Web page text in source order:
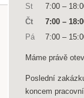
St
7:00 –
Čt
7:00 –
Pá
7:00 –
Máme právě
Poslední
koncem